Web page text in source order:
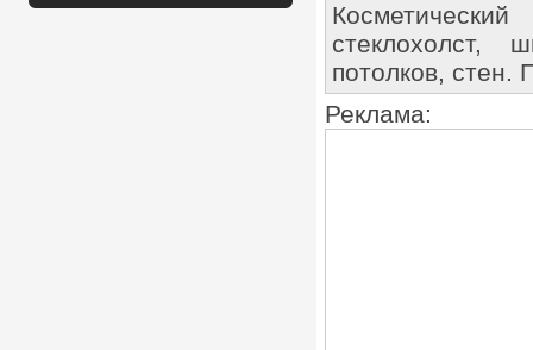
стеклохолст,
потолков,
Реклама: